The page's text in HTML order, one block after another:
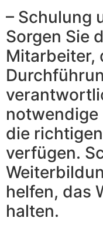
– Schulung
Sorgen Sie
Mitarbeiter,
notwendige
die
verfügen.
helfen, das
halten.